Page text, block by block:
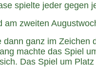
spielte jeder gegen
am zweiten
dann ganz im Zeichen
machte das Spiel
Das Spiel um